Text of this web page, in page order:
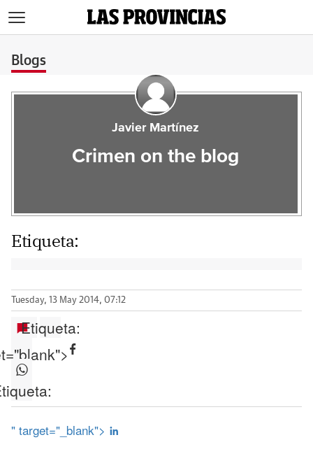
Blogs
Javier Martínez
Crimen on the blog
Etiqueta:
Tuesday, 13 May 2014, 07:12
Etiqueta:
" target="_blank">